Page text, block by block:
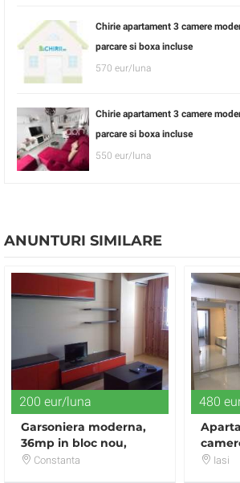
Chirie apartament 3 camere
parcare si boxa incluse
570 eur/luna
Chirie apartament 3 camere
parcare si boxa incluse
550 eur/luna
ANUNTURI SIMILARE
200 eur/luna
Garsoniera moderna,
36mp in bloc nou,
centrala gaz - zona
Constanta
480
Copou
Iasi